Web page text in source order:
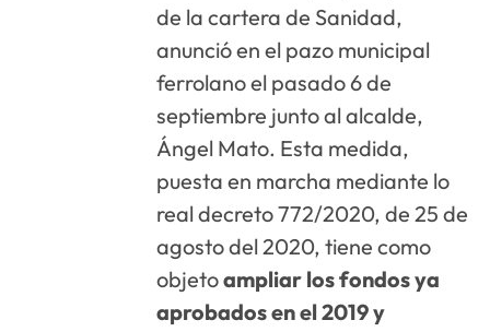
de la cartera de Sanidad,
anunció en el pazo municipal
ferrolano el pasado 6 de
septiembre junto al alcalde,
Ángel Mato. Esta medida,
puesta en marcha mediante lo
real decreto 772/2020, de 25 de
agosto del 2020, tiene como
objetoampliar los fondos ya
aprobados en el 2019 y